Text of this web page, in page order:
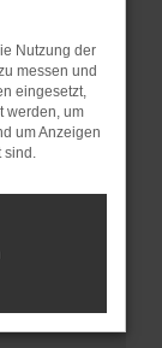
Stand
dazu
nicht mehr
versucht
Du kannst
der
Nutzung der
messen und
eingesetzt,
werden, um
um Anzeigen
sind.